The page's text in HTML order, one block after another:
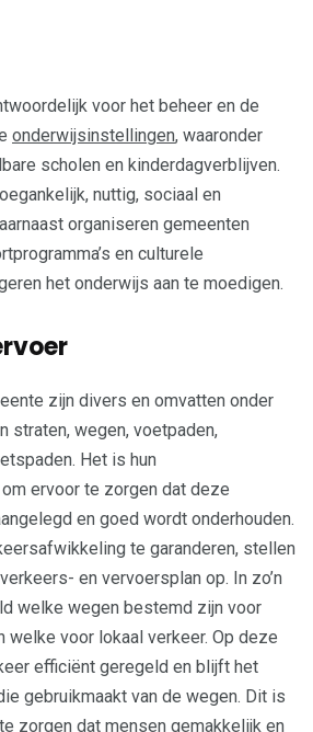
voor het beheer en de
onderwijsinstellingen, waaronder
scholen en kinderdagverblijven.
nuttig, sociaal en
organiseren gemeenten
en culturele
het onderwijs aan te moedigen.
zijn divers en omvatten onder
straten, wegen, voetpaden,
Het is hun
ervoor te zorgen dat deze
en goed wordt onderhouden.
te garanderen, stellen
en vervoersplan op. In zo’n
welke wegen bestemd zijn voor
welke voor lokaal verkeer. Op deze
efficiënt geregeld en blijft het
gebruikmaakt van de wegen. Dit is
zorgen dat mensen gemakkelijk en